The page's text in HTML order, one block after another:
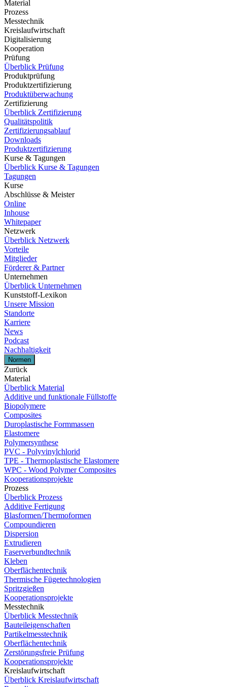
Material
Prozess
Messtechnik
Kreislaufwirtschaft
Digitalisierung
Kooperation
Prüfung
Überblick Prüfung
Produktprüfung
Produktzertifizierung
Produktüberwachung
Zertifizierung
Überblick Zertifizierung
Qualitätspolitik
Zertifizierungsablauf
Downloads
Produktzertifizierung
Kurse & Tagungen
Überblick Kurse & Tagungen
Tagungen
Kurse
Abschlüsse & Meister
Online
Inhouse
Whitepaper
Netzwerk
Überblick Netzwerk
Vorteile
Mitglieder
Förderer & Partner
Unternehmen
Überblick Unternehmen
Kunststoff-Lexikon
Unsere Mission
Standorte
Karriere
News
Podcast
Nachhaltigkeit
Normen
Zurück
Material
Überblick Material
Additive und funktionale Füllstoffe
Biopolymere
Composites
Duroplastische Formmassen
Elastomere
Polymersynthese
PVC - Polyvinylchlorid
TPE - Thermoplastische Elastomere
WPC - Wood Polymer Composites
Kooperationsprojekte
Prozess
Überblick Prozess
Additive Fertigung
Blasformen/Thermoformen
Compoundieren
Dispersion
Extrudieren
Faserverbundtechnik
Kleben
Oberflächentechnik
Thermische Fügetechnologien
Spritzgießen
Kooperationsprojekte
Messtechnik
Überblick Messtechnik
Bauteileigenschaften
Partikelmesstechnik
Oberflächentechnik
Zerstörungsfreie Prüfung
Kooperationsprojekte
Kreislaufwirtschaft
Überblick Kreislaufwirtschaft